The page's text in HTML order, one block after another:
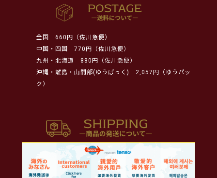
全国
660円（佐川急便）
中国・四国
770円（佐川急便）
九州・北海道
880円（佐川急便）
沖縄・離島・山間部(ゆうぱっく)
2,057円（ゆうパッ
ク）